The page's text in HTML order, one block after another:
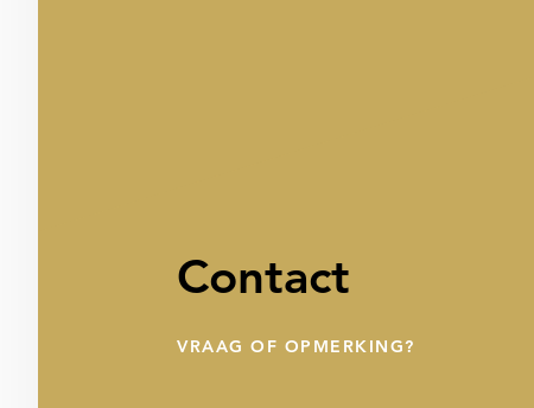
Contact
VRAAG OF OPMERKING?